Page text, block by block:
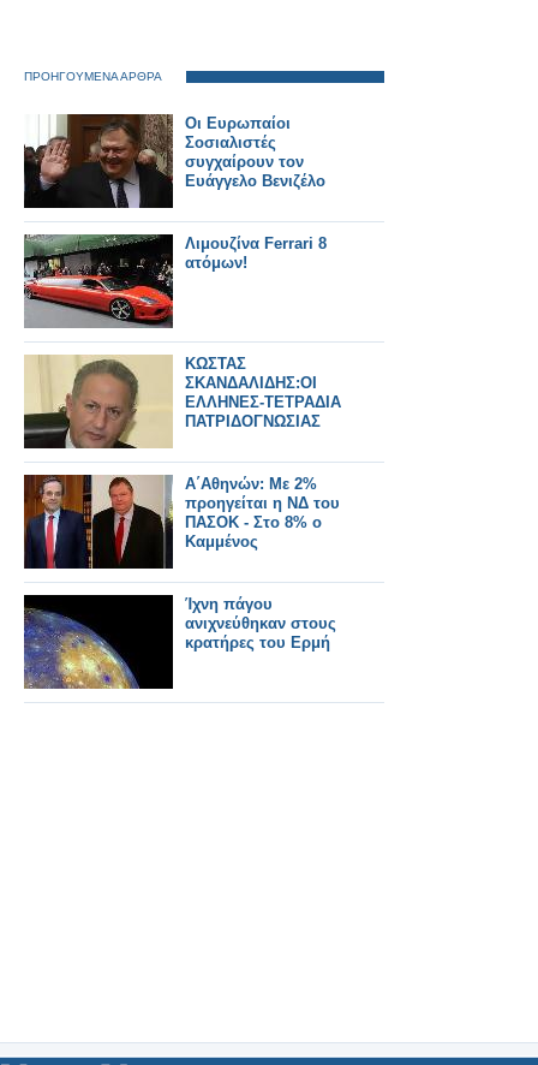
ΠΡΟΗΓΟΥΜΕΝΑ ΑΡΘΡΑ
Οι Ευρωπαίοι
Σοσιαλιστές
συγχαίρουν τον
Ευάγγελο Βενιζέλο
Λιμουζίνα Ferrari 8
ατόμων!
ΚΩΣΤΑΣ
ΣΚΑΝΔΑΛΙΔΗΣ:ΟΙ
ΕΛΛΗΝΕΣ-ΤΕΤΡΑΔΙΑ
ΠΑΤΡΙΔΟΓΝΩΣΙΑΣ
Α΄Αθηνών: Με 2%
προηγείται η ΝΔ του
ΠΑΣΟΚ - Στο 8% ο
Καμμένος
Ίχνη πάγου
ανιχνεύθηκαν στους
κρατήρες του Ερμή